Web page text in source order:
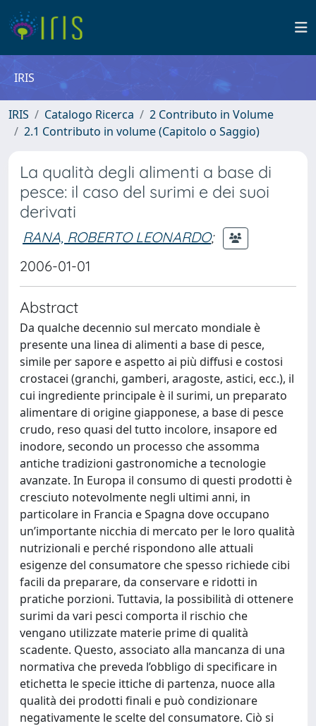
IRIS
IRIS Catalogo Ricerca
2 Contributo in Volume
2.1 Contributo in volume (Capitolo o Saggio)
La qualità degli alimenti a base di
pesce: il caso del surimi e dei suoi
derivati
RANA, ROBERTO LEONARDO;
2006-01-01
Abstract
Da qualche decennio sul mercato mondiale è
presente una linea di alimenti a base di pesce,
simile per sapore e aspetto ai più diffusi e costosi
crostacei (granchi, gamberi, aragoste, astici, ecc.), il
cui ingrediente principale è il surimi, un preparato
alimentare di origine giapponese, a base di pesce
crudo, reso quasi del tutto incolore, insapore ed
inodore, secondo un processo che assomma
antiche tradizioni gastronomiche a tecnologie
avanzate. In Europa il consumo di questi prodotti è
cresciuto notevolmente negli ultimi anni, in
particolare in Francia e Spagna dove occupano
un’importante nicchia di mercato per le loro qualità
nutrizionali e perché rispondono alle attuali
esigenze del consumatore che spesso richiede cibi
facili da preparare, da conservare e ridotti in
pratiche porzioni. Tuttavia, la possibilità di ottenere
surimi da vari pesci comporta il rischio che
vengano utilizzate materie prime di qualità
scadente. Questo, associato alla mancanza di una
normativa che preveda l’obbligo di specificare in
etichetta le specie ittiche di partenza, nuoce alla
qualità dei prodotti finali e può condizionare
negativamente le scelte del consumatore. Ciò si